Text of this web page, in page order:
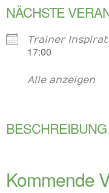
NÄCHSTE
Trainer
17:00
Alle anzeigen
BESCHREIBUNG
Kommende